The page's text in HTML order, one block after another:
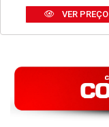
VER PREÇO